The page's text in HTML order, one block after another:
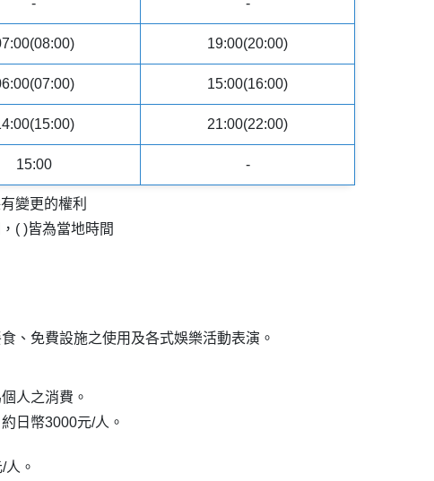
- -
19:00(20:00)
15:00(16:00)
21:00(22:00)
15:00 -
變更的權利
( )皆為當地時間
、免費設施之使用及各式娛樂活動表演。
人之消費。
日幣3000元/人。
。